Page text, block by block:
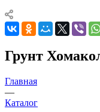
Грунт
Главная
—
Каталог